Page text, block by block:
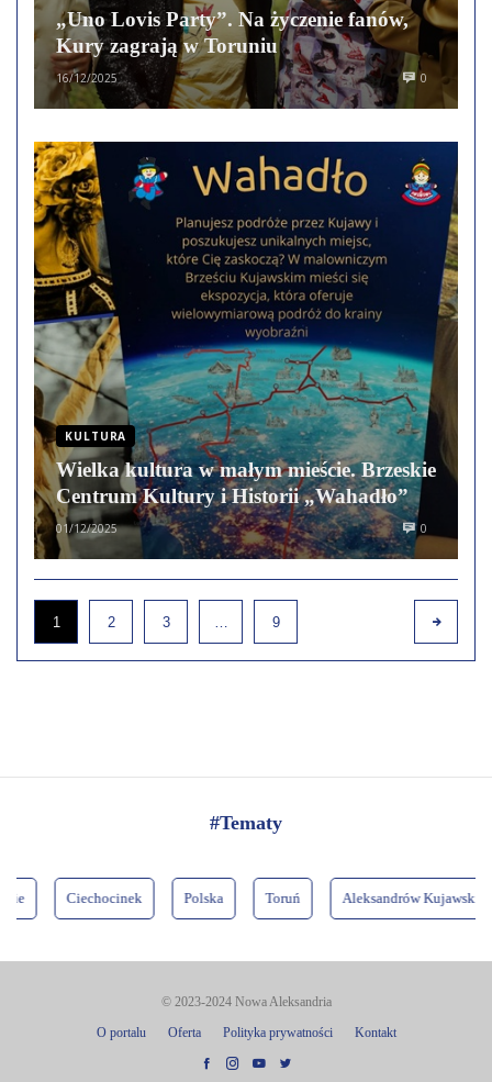
„Uno Lovis Party”. Na życzenie fanów,
Kury zagrają w Toruniu
16/12/2025 0
KULTURA
Wielka kultura w małym mieście. Brzeskie
Centrum Kultury i Historii „Wahadło”
01/12/2025 0
1 2 3 9
#Tematy
Polska Toruń Aleksandrów Kujawski
© 2023-2024 Nowa Aleksandria
O portalu Oferta Polityka prywatności Kontakt